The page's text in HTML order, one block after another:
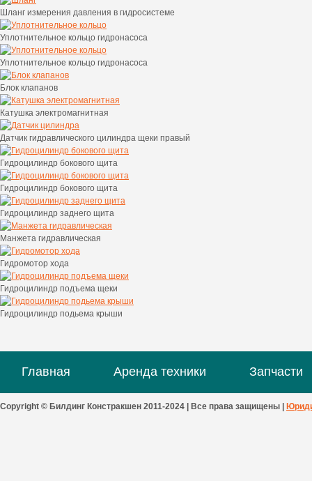
Шланг измерения давления в гидросистеме
Уплотнительное кольцо гидронасоса
Уплотнительное кольцо гидронасоса
Блок клапанов
Катушка электромагнитная
Датчик гидравлического цилиндра щеки правый
Гидроцилиндр бокового щита
Гидроцилиндр бокового щита
Гидроцилиндр заднего щита
Манжета гидравлическая
Гидромотор хода
Гидроцилиндр подъема щеки
Гидроцилиндр подьема крыши
Главная Аренда техники Запчасти
Copyright © Билдинг Констракшен 2011-2024 | Все права защищены |